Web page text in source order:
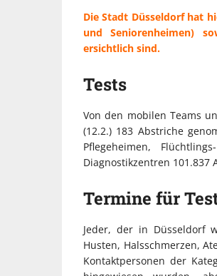
Die Stadt Düsseldorf hat
und Seniorenheimen)
ersichtlich sind.
Tests
Von den mobilen Teams
(12.2.) 183 Abstriche
Pflegeheimen,
Diagnostikzentren 101.837
Termine für
Jeder, der in Düsseldorf
Husten, Halsschmerzen,
Kontaktpersonen der